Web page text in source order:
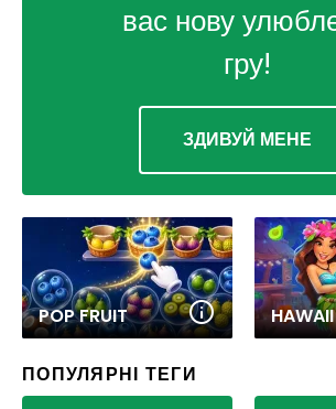
вас нову
гру!
ЗДИВУЙ МЕНЕ
POP FRUIT
ПОПУЛЯРНІ ТЕГИ